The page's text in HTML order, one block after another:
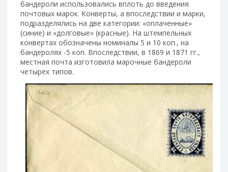
бандероли использовались вплоть до введения
почтовых марок. Конверты, а впоследствии и марки,
подразделялись на две категории: «оплаченные»
(синие) и «долговые» (красные). На штемпельных
конвертах обозначены номиналы 5 и 10 коп., на
бандеролях -5 коп. Впоследствии, в 1869 и 1871 гг.,
местная почта изготовила марочные бандероли
четырех типов.